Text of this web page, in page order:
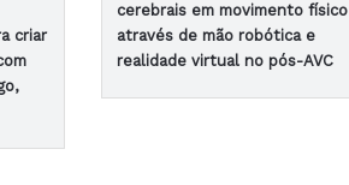
criar
cerebrais em movimento físico
através de mão robótica e
realidade virtual no pós-AVC